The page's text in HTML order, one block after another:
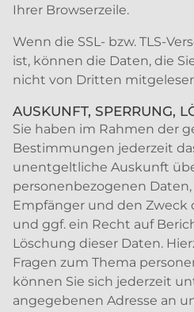
Ihrer Browserzeile.
Wenn die SSL- bzw. TLS-
ist, können die Daten, die
nicht von Dritten
AUSKUNFT, SPERRUNG,
Sie haben im Rahmen der
Bestimmungen jederzeit
unentgeltliche Auskunft
personenbezogenen
Empfänger und den Zweck
und ggf. ein Recht auf
Löschung dieser Daten.
Fragen zum Thema
können Sie sich jederzeit
angegebenen Adresse an